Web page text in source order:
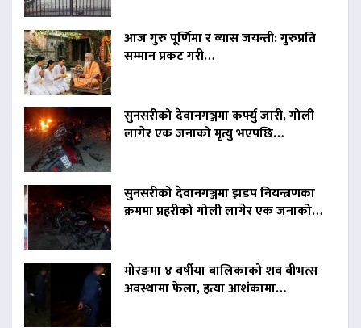
आज गुरु पूर्णिमा र व्यास जयन्ती: गुरुप्रति
सम्मान प्रकट गरी…
सुनसरीको देवानगञ्जमा कर्फ्यु जारी, गोली
लागेर एक जनाको मृत्यु भएपछि…
सुनसरीको देवानगञ्जमा झडप नियन्त्रणका
क्रममा प्रहरीको गोली लागेर एक जनाको…
मोरङमा ४ वर्षीया बालिकाको शव बीभत्स
अवस्थामा फेला, हत्या आशंकामा…